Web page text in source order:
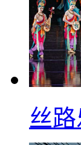
丝